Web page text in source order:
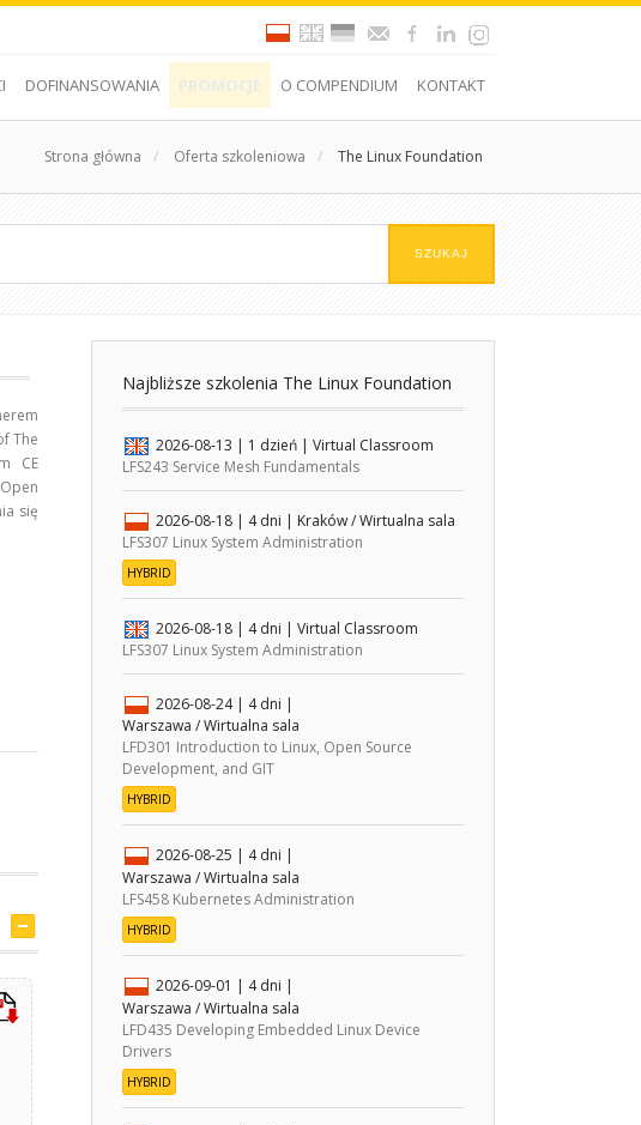
DOFINANSOWANIA O COMPENDIUM KONTAKT
Strona główna / Oferta szkoleniowa / The Linux Foundation
The
CE
się
Najbliższe szkolenia The Linux Foundation
2026-08-13 | 1 dzień | Virtual Classroom
LFS243 Service Mesh Fundamentals
2026-08-18 | 4 dni | Kraków / Wirtualna sala
LFS307 Linux System Administration
HYBRID
2026-08-18 | 4 dni | Virtual Classroom
LFS307 Linux System Administration
2026-08-24 | 4 dni |
Warszawa / Wirtualna sala
LFD301 Introduction to Linux, Open Source
Development, and GIT
HYBRID
2026-08-25 | 4 dni |
Warszawa / Wirtualna sala
LFS458 Kubernetes Administration
HYBRID
2026-09-01 | 4 dni |
Warszawa / Wirtualna sala
LFD435 Developing Embedded Linux Device
Drivers
HYBRID